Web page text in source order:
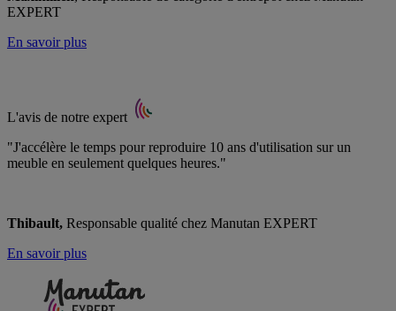
EXPERT
En savoir plus
L'avis de notre expert
"J'accélère le temps pour reproduire 10 ans d'utilisation sur un
meuble en seulement quelques heures."
Thibault, Responsable qualité chez Manutan EXPERT
En savoir plus